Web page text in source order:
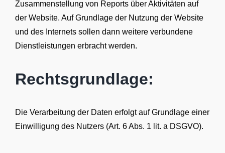
Zusammenstellung von Reports über Aktivitäten auf
der Website. Auf Grundlage der Nutzung der Website
und des Internets sollen dann weitere verbundene
Dienstleistungen erbracht werden.
Rechtsgrundlage:
Die Verarbeitung der Daten erfolgt auf Grundlage einer
Einwilligung des Nutzers (Art. 6 Abs. 1 lit. a DSGVO).